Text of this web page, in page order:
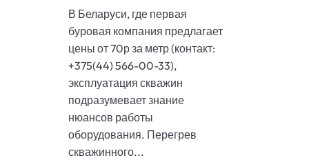
В Беларуси, где первая
буровая компания предлагает
цены от 70р за метр (контакт:
+375(44) 566-00-33),
эксплуатация скважин
подразумевает знание
нюансов работы
оборудования. Перегрев
скважинного...